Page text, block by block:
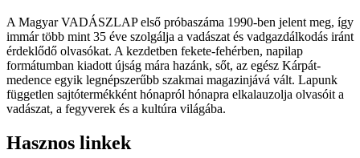
A Magyar VADÁSZLAP első próbaszáma 1990-ben jelent meg, így
immár több mint 35 éve szolgálja a vadászat és vadgazdálkodás iránt
érdeklődő olvasókat. A kezdetben fekete-fehérben, napilap
formátumban kiadott újság mára hazánk, sőt, az egész Kárpát-
medence egyik legnépszerűbb szakmai magazinjává vált. Lapunk
független sajtótermékként hónapról hónapra elkalauzolja olvasóit a
vadászat, a fegyverek és a kultúra világába.
Hasznos linkek